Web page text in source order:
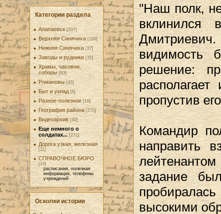
Категории раздела
Алапаевск [207]
Верхняя Синячиха [169]
Нижняя Синячиха [37]
Заводы и рудники [35]
Храмы, часовни,
соборы [83]
Романовы [45]
Быт и уклад [6]
Разное-полезное [16]
География района [270]
Видеоархив [40]
Еще немного о
солдатах... [271]
Дорога узкая, железная
[11]
СПРАВОЧНОЕ БЮРО
[19]
расписания, полезная
информация, телефоны
учреждений
Осколки истории
"Наш полк, не
вклинился
видимость
решение:
пропустив
Командир
направить
задание
высокими